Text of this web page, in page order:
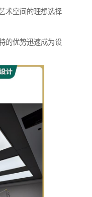
术空间的理想选择
的优势迅速成为设